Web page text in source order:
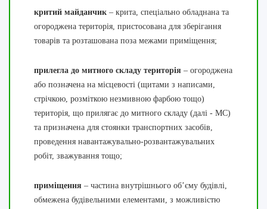
критий майданчик – крита, спеціально обладнана та
огороджена територія, пристосована для зберігання
товарів та розташована поза межами приміщення;
прилегла до митного складу територія – огороджена
або позначена на місцевості (щитами з написами,
стрічкою, розміткою незмивною фарбою тощо)
територія, що прилягає до митного складу (далі - МС)
та призначена для стоянки транспортних засобів,
проведення навантажувально-розвантажувальних
робіт, зважування тощо;
приміщення – частина внутрішнього об’єму будівлі,
обмежена будівельними елементами, з можливістю